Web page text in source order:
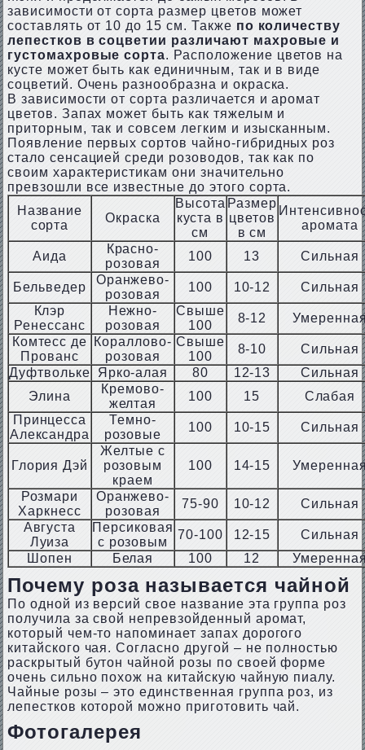
зависимости от сорта размер цветов может
составлять от 10 до 15 см. Также по количеству
лепестков в соцветии различают махровые и
густомахровые сорта. Расположение цветов на
кусте может быть как единичным, так и в виде
соцветий. Очень разнообразна и окраска.
В зависимости от сорта различается и аромат
цветов. Запах может быть как тяжелым и
приторным, так и совсем легким и изысканным.
Появление первых сортов чайно-гибридных роз
стало сенсацией среди розоводов, так как по
своим характеристикам они значительно
превзошли все известные до этого сорта.
Название
сорта
Окраска
Высота
куста в
см
Размер
цветов
в см
аромата
Аида
Красно-
розовая
100 13 Сильная
Бельведер
Оранжево-
розовая
100 10-12
Сильная
Клэр
Ренессанс
Нежно-
розовая
Свыше
100
8-12
Комтесс де
Прованс
Кораллово-
розовая
Свыше
100
8-10
Сильная
Дуфтвольке
Ярко-алая 80 12-13
Сильная
Элина
Кремово-
желтая
100 15
Слабая
Принцесса
Александра
Темно-
розовые
100 10-15 Сильная
Глория Дэй
Желтые с
розовым
краем
100 14-15
Розмари
Харкнесс
Оранжево-
розовая
75-90 10-12
Сильная
Августа
Луиза
Персиковая
с розовым
70-100 12-15
Сильная
Шопен
Белая 100 12
Почему роза называется чайной
По одной из версий свое название эта группа роз
получила за свой непревзойденный аромат,
который чем-то напоминает запах дорогого
китайского чая. Согласно другой – не полностью
раскрытый бутон чайной розы по своей форме
очень сильно похож на китайскую чайную пиалу.
Чайные розы – это единственная группа роз, из
лепестков которой можно приготовить чай.
Фотогалерея